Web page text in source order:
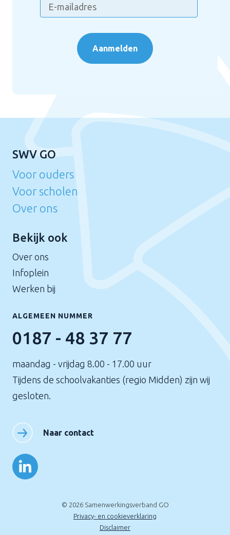
Aanmelden
SWV GO
Voor ouders
Voor scholen
Over ons
Bekijk ook
Over ons
Infoplein
Werken bij
ALGEMEEN NUMMER
0187 - 48 37 77
maandag - vrijdag 8.00 - 17.00 uur
Tijdens de schoolvakanties (regio Midden) zijn wij
gesloten.
Naar contact
© 2026 Samenwerkingsverband GO
Privacy- en cookieverklaring
Disclaimer